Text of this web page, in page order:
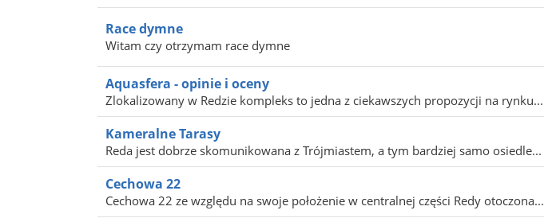
Race dymne
Witam czy otrzymam race dymne
Aquasfera - opinie i oceny
Zlokalizowany w Redzie kompleks to jedna z ciekawszych propozycji na rynku...
Kameralne Tarasy
Reda jest dobrze skomunikowana z Trójmiastem, a tym bardziej samo osiedle...
Cechowa 22
Cechowa 22 ze względu na swoje położenie w centralnej części Redy otoczona...